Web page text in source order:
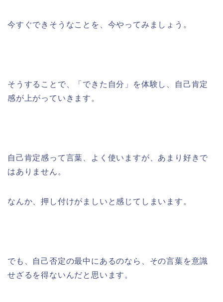
今すぐできそうなことを、今やってみましょう。
そうすることで、「できた自分」を体験し、自己肯定
感が上がっていきます。
自己肯定感って言葉、よく使いますが、あまり好きで
はありません。
なんか、押し付けがましいと感じてしまいます。
でも、自己否定の最中にあるのなら、その言葉を意識
せざるを得ないんだと思います。